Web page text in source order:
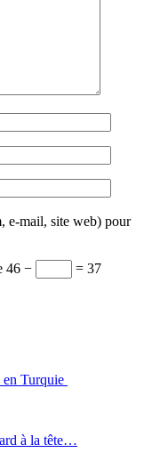
e-mail, site web) pour
46 − = 37
Turquie
à la tête…